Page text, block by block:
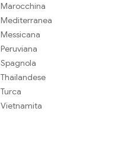
Marocchina
Mediterranea
Messicana
Peruviana
Spagnola
Thailandese
Turca
Vietnamita